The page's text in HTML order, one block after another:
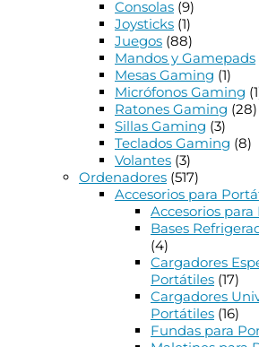
Consolas (9)
Joysticks (1)
Juegos (88)
Mandos y Gamepads
Mesas Gaming (1)
Micrófonos Gaming
Ratones Gaming (28)
Sillas Gaming (3)
Teclados Gaming (8)
Volantes (3)
Ordenadores (517)
Accesorios para
Accesorios
Bases
(4)
Cargadores
Portátiles (17)
Cargadores
Portátiles (16)
Fundas para